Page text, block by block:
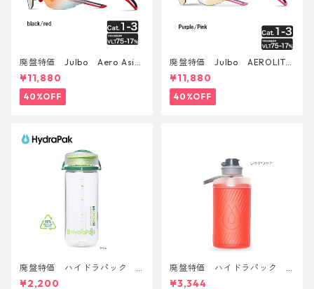
廃盤特価 Julbo Aero Asia
nFit
¥11,880
40%OFF
廃盤特価 Julbo AEROLITE
AsianFit
¥11,880
40%OFF
廃盤特価 ハイドラパック
リーコン ツイスト＆シップ 50
¥2,200
廃盤特価 ハイドラパック
フラックス 750ml
¥3,344